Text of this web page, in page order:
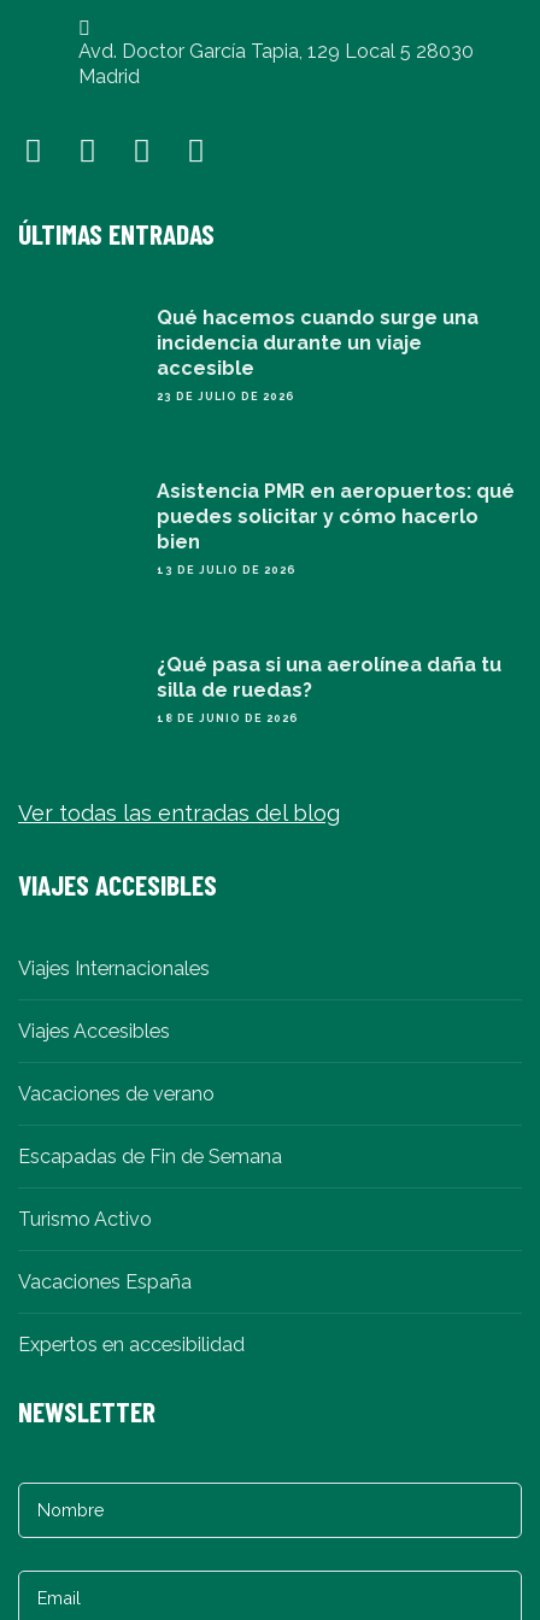
Avd. Doctor García Tapia, 129 Local 5 28030
Madrid
ÚLTIMAS ENTRADAS
Qué hacemos cuando surge una
incidencia durante un viaje
accesible
23 DE JULIO DE 2026
Asistencia PMR en aeropuertos: qué
puedes solicitar y cómo hacerlo
bien
13 DE JULIO DE 2026
¿Qué pasa si una aerolínea daña tu
silla de ruedas?
18 DE JUNIO DE 2026
Ver todas las entradas del blog
VIAJES ACCESIBLES
Viajes Internacionales
Viajes Accesibles
Vacaciones de verano
Escapadas de Fin de Semana
Turismo Activo
Vacaciones España
Expertos en accesibilidad
NEWSLETTER